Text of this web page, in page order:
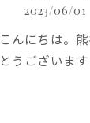
2023/06/01
こんにちは。
とうございま